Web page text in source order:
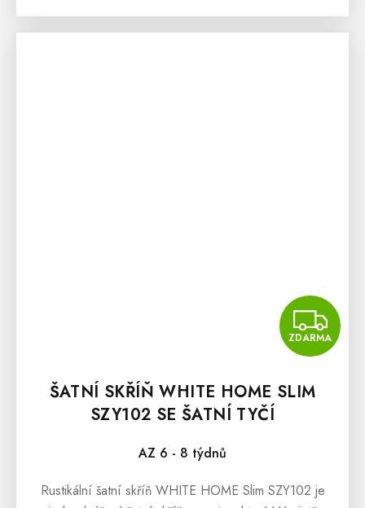
ZDARMA
ŠATNÍ SKŘÍŇ WHITE HOME SLIM
SZY102 SE ŠATNÍ TYČÍ
AZ 6 - 8 týdnů
Rustikální šatní skříň WHITE HOME Slim SZY102 je